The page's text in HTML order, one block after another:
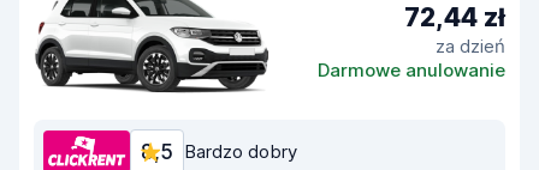
72,44 zł
za dzień
Darmowe anulowanie
8,5 Bardzo dobry